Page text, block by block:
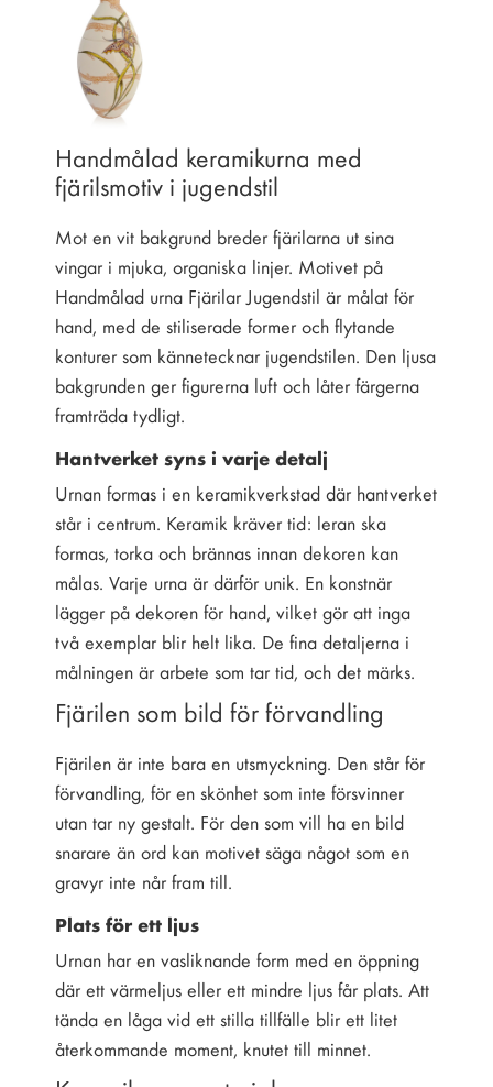
Handmålad keramikurna med
fjärilsmotiv i jugendstil
Mot en vit bakgrund breder fjärilarna ut sina
vingar i mjuka, organiska linjer. Motivet på
Handmålad urna Fjärilar Jugendstil är målat för
hand, med de stiliserade former och flytande
konturer som kännetecknar jugendstilen. Den ljusa
bakgrunden ger figurerna luft och låter färgerna
framträda tydligt.
Hantverket syns i varje detalj
Urnan formas i en keramikverkstad där hantverket
står i centrum. Keramik kräver tid: leran ska
formas, torka och brännas innan dekoren kan
målas. Varje urna är därför unik. En konstnär
lägger på dekoren för hand, vilket gör att inga
två exemplar blir helt lika. De fina detaljerna i
målningen är arbete som tar tid, och det märks.
Fjärilen som bild för förvandling
Fjärilen är inte bara en utsmyckning. Den står för
förvandling, för en skönhet som inte försvinner
utan tar ny gestalt. För den som vill ha en bild
snarare än ord kan motivet säga något som en
gravyr inte når fram till.
Plats för ett ljus
Urnan har en vasliknande form med en öppning
där ett värmeljus eller ett mindre ljus får plats. Att
tända en låga vid ett stilla tillfälle blir ett litet
återkommande moment, knutet till minnet.